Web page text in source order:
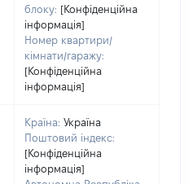
блоку: [Конфіденційна
інформація]
Номер квартири/
кімнати/гаражу:
[Конфіденційна
інформація]
Країна: Україна
Поштовий індекс:
[Конфіденційна
інформація]